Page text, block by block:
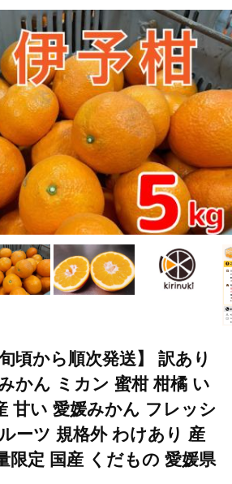
頃から順次発送】 訳あり
かん ミカン 蜜柑 柑橘 い
甘い 愛媛みかん フレッシ
ーツ 規格外 わけあり 産
限定 国産 くだもの 愛媛県